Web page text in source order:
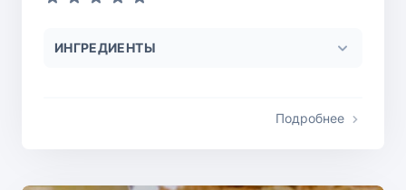
ИНГРЕДИЕНТЫ
Подробнее